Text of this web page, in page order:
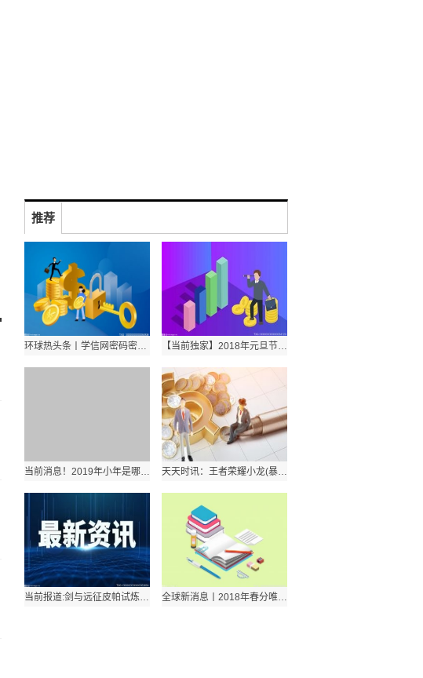
推荐
环球热头条丨学信网密码密保问题都忘了手机号换了怎么办？如何找回密码？ 【当前独家】2018年元旦节简短祝福话语有哪些？2018微信手机短信元旦祝福语怎么写？
当前消息！2019年小年是哪一天？阳历几月几号是小年？ 天天时讯：王者荣耀小龙(暴君)什么时候刷新？第一条暴君什么时候刷新？
当前报道:剑与远征皮帕试炼之地攻略是什么？皮帕的技能有哪些？ 全球新消息丨2018年春分唯美带字图片有哪些？关于春分节气的美图有哪些？